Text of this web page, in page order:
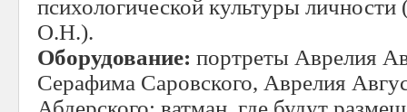
психологической культуры
О.Н.).
Оборудование: портреты Аврелия
Серафима Саровского, Аврелия